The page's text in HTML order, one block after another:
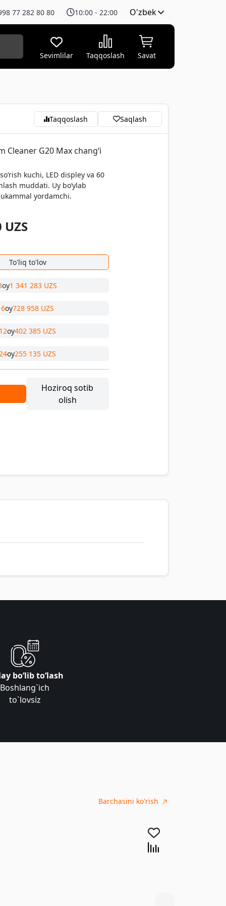
77 282 80 80 10:00 - 22:00 O'zbek
Sevimlilar Taqqoslash Savat
Taqqoslash Saqlash
Cleaner G20 Max chang‘i
kuchi, LED displey va 60
muddati. Uy bo‘ylab
yordamchi.
UZS
To'liq to'lov
oy1 341 283 UZS
6oy728 958 UZS
12oy402 385 UZS
oy255 135 UZS
Hoziroq sotib
olish
bo‘lib to‘lash
Boshlang`ich
to`lovsiz
Barchasini ko'rish